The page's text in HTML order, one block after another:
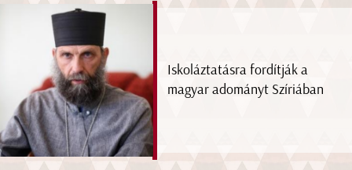
Iskoláztatásra fordítják a
magyar adományt Szíriában